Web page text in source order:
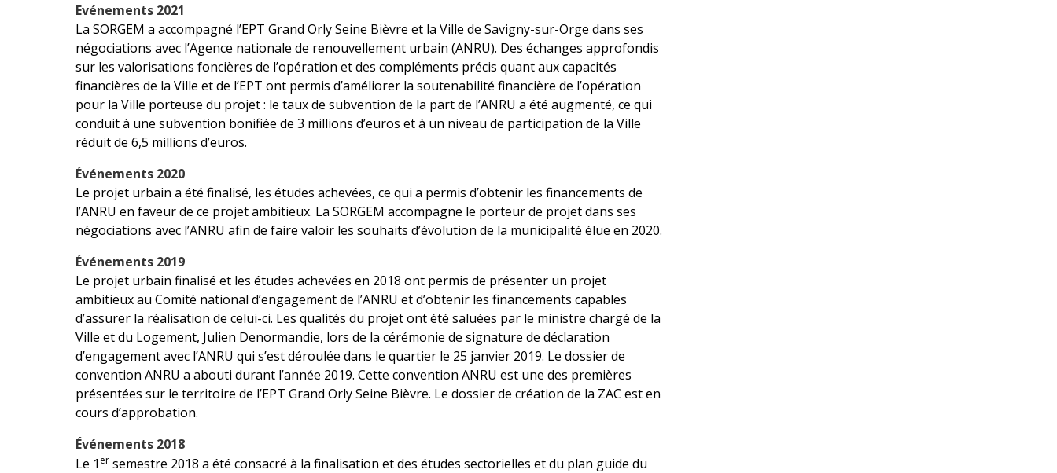
Evénements 2021
La SORGEM a accompagné l’EPT Grand Orly Seine Bièvre et la Ville de Savigny-sur-Orge dans ses
négociations avec l’Agence nationale de renouvellement urbain (ANRU). Des échanges approfondis
sur les valorisations foncières de l’opération et des compléments précis quant aux capacités
financières de la Ville et de l’EPT ont permis d’améliorer la soutenabilité financière de l’opération
pour la Ville porteuse du projet : le taux de subvention de la part de l’ANRU a été augmenté, ce qui
conduit à une subvention bonifiée de 3 millions d’euros et à un niveau de participation de la Ville
réduit de 6,5 millions d’euros.
Événements 2020
Le projet urbain a été finalisé, les études achevées, ce qui a permis d’obtenir les financements de
l’ANRU en faveur de ce projet ambitieux. La SORGEM accompagne le porteur de projet dans ses
négociations avec l’ANRU afin de faire valoir les souhaits d’évolution de la municipalité élue en 2020.
Événements 2019
Le projet urbain finalisé et les études achevées en 2018 ont permis de présenter un projet
ambitieux au Comité national d’engagement de l’ANRU et d’obtenir les financements capables
d’assurer la réalisation de celui-ci. Les qualités du projet ont été saluées par le ministre chargé de la
Ville et du Logement, Julien Denormandie, lors de la cérémonie de signature de déclaration
d’engagement avec l’ANRU qui s’est déroulée dans le quartier le 25 janvier 2019. Le dossier de
convention ANRU a abouti durant l’année 2019. Cette convention ANRU est une des premières
présentées sur le territoire de l’EPT Grand Orly Seine Bièvre. Le dossier de création de la ZAC est en
cours d’approbation.
Événements 2018
Le 1 er semestre 2018 a été consacré à la finalisation et des études sectorielles et du plan guide du